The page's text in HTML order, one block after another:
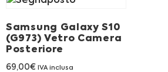
Contatti
Samsung Galaxy S10
(G973) Vetro Camera
Posteriore
69,00€ IVA inclusa